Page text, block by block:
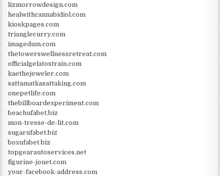
lizmorrowdesign.com
healwithcannabidiol.com
kioskpages.com
trianglecurry.com
imagedum.com
thetowerswellnessretreat.com
officialgelatostrain.com
kaethejeweler.com
sattamatkasattaking.com
onepetlife.com
thebillboardexperiment.com
beachufabet.biz
mon-tresse-de-lit.com
sugarufabet.biz
boxufabet.biz
topgearautoservices.net
figurine-jouet.com
your-facebook-address.com